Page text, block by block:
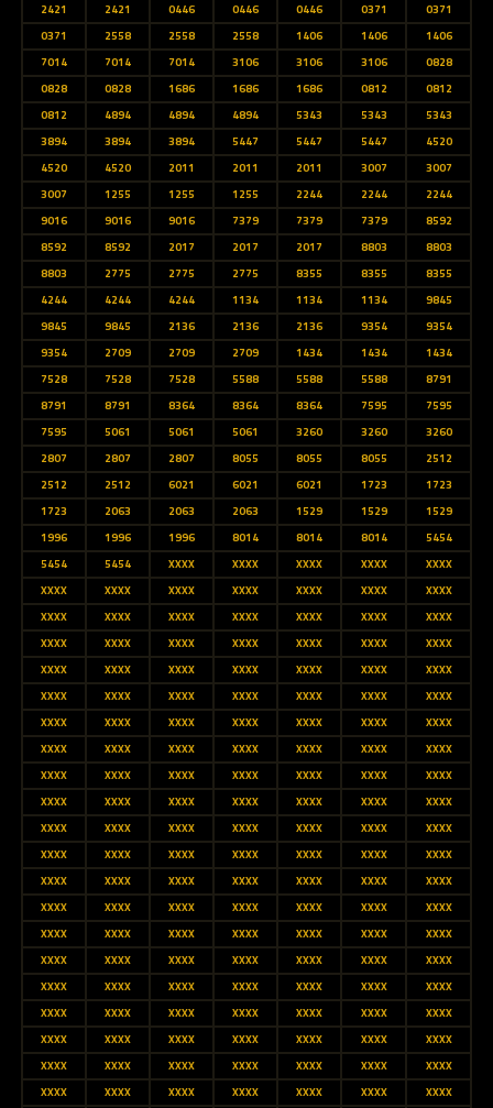
2421
2421 0446 0446 0446 0371
0371
0371
2558 2558 2558 1406 1406
1406
7014
7014 7014 3106 3106 3106
0828
0828
0828 1686 1686 1686 0812
0812
0812
4894 4894 4894 5343 5343
5343
3894
3894 3894 5447 5447 5447
4520
4520
4520 2011 2011 2011 3007
3007
3007
1255 1255 1255 2244 2244
2244
9016
9016 9016 7379 7379 7379
8592
8592
8592 2017 2017 2017 8803
8803
8803
2775 2775 2775 8355 8355
8355
4244
4244 4244 1134 1134 1134
9845
9845
9845 2136 2136 2136 9354
9354
9354
2709 2709 2709 1434 1434
1434
7528
7528 7528 5588 5588 5588
8791
8791
8791 8364 8364 8364 7595
7595
7595
5061 5061 5061 3260 3260
3260
2807
2807 2807 8055 8055 8055
2512
2512
2512 6021 6021 6021 1723
1723
1723
2063 2063 2063 1529 1529
1529
1996
1996 1996 8014 8014 8014
5454
5454
5454 XXXX XXXX XXXX XXXX
XXXX
XXXX
XXXX XXXX XXXX XXXX XXXX
XXXX
XXXX
XXXX XXXX XXXX XXXX XXXX
XXXX
XXXX
XXXX XXXX XXXX XXXX XXXX
XXXX
XXXX
XXXX XXXX XXXX XXXX XXXX
XXXX
XXXX
XXXX XXXX XXXX XXXX XXXX
XXXX
XXXX
XXXX XXXX XXXX XXXX XXXX
XXXX
XXXX
XXXX XXXX XXXX XXXX XXXX
XXXX
XXXX
XXXX XXXX XXXX XXXX XXXX
XXXX
XXXX
XXXX XXXX XXXX XXXX XXXX
XXXX
XXXX
XXXX XXXX XXXX XXXX XXXX
XXXX
XXXX
XXXX XXXX XXXX XXXX XXXX
XXXX
XXXX
XXXX XXXX XXXX XXXX XXXX
XXXX
XXXX
XXXX XXXX XXXX XXXX XXXX
XXXX
XXXX
XXXX XXXX XXXX XXXX XXXX
XXXX
XXXX
XXXX XXXX XXXX XXXX XXXX
XXXX
XXXX
XXXX XXXX XXXX XXXX XXXX
XXXX
XXXX
XXXX XXXX XXXX XXXX XXXX
XXXX
XXXX
XXXX XXXX XXXX XXXX XXXX
XXXX
XXXX
XXXX XXXX XXXX XXXX XXXX
XXXX
XXXX
XXXX XXXX XXXX XXXX XXXX
XXXX